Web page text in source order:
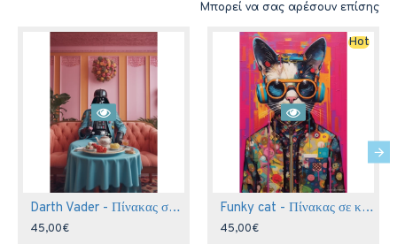
Μπορεί να σας αρέσουν επίσης
Darth Vader - Πίνακας σε καμβά
45,00€
Hot
Funky cat - Πίνακας σε καμβά
45,00€